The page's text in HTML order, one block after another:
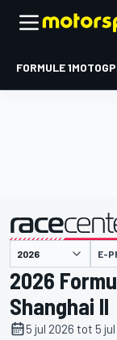
FORMULE 1MOTOGP
gepresenteerd door E-
2026
Shanghai II
5 jul 2026 tot 5